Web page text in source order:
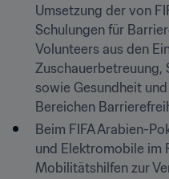
Umsetzung der von
Schulungen für
Volunteers aus den
Zuschauerbetreuung,
sowie Gesundheit
Bereichen
Beim FIFA Arabien-
und Elektromobile im
Mobilitätshilfen zur